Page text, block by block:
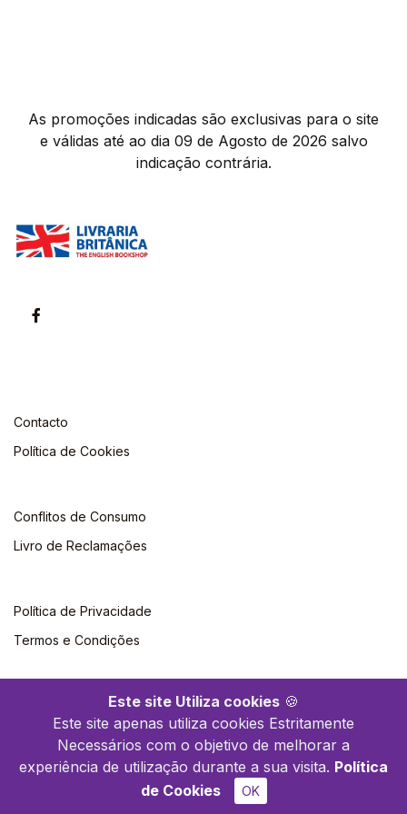
Este site Utiliza cookies 🍪
Este site apenas utiliza cookies Estritamente
Necessários com o objetivo de melhorar a
experiência de utilização durante a sua visita. Política
de Cookies
OK
As promoções indicadas são exclusivas para o site
e válidas até ao dia 09 de Agosto de 2026 salvo
indicação contrária.
Contacto
Política de Cookies
Conflitos de Consumo
Livro de Reclamações
Política de Privacidade
Termos e Condições
©2026 Livraria Britânica. Todos os direitos reservados